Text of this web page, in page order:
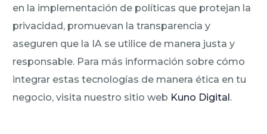
en la implementación de políticas que protejan la
privacidad, promuevan la transparencia y
aseguren que la IA se utilice de manera justa y
responsable. Para más información sobre cómo
integrar estas tecnologías de manera ética en tu
negocio, visita nuestro sitio web Kuno Digital.